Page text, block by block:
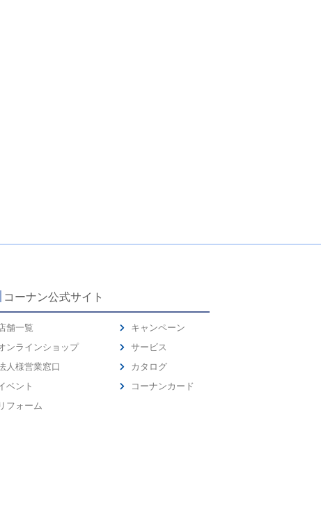
コーナン公式サイト
舗一覧
ンラインショップ
人様営業窓口
ベント
リフォーム
キャンペーン
サービス
カタログ
コーナンカード